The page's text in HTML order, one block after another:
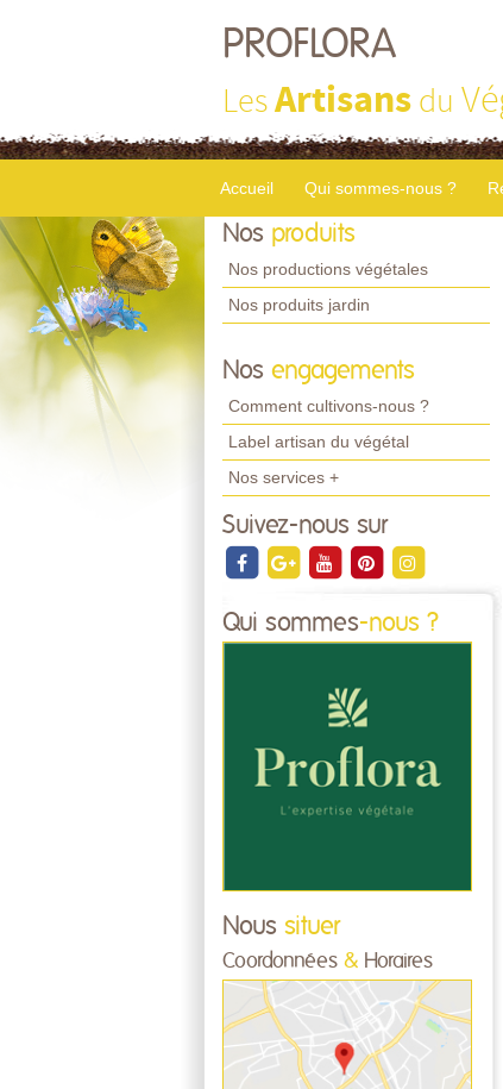
PROFLORA
LesArtisans du
Accueil Qui sommes-nous ?
Nos produits
Nos productions végétales
Nos produits jardin
Nos engagements
Comment cultivons-nous ?
Label artisan du végétal
Nos services +
Suivez-nous sur
Qui sommes-nous ?
Nous situer
Coordonnées & Horaires